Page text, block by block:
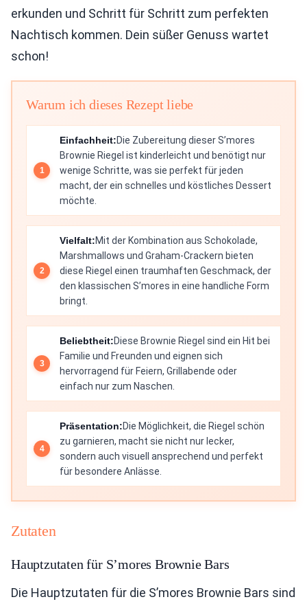
erkunden und Schritt für Schritt zum perfekten
Nachtisch kommen. Dein süßer Genuss wartet
schon!
Warum ich dieses Rezept liebe
Einfachheit:Die Zubereitung dieser S’mores
Brownie Riegel ist kinderleicht und benötigt nur
wenige Schritte, was sie perfekt für jeden
macht, der ein schnelles und köstliches Dessert
möchte.
Vielfalt:Mit der Kombination aus Schokolade,
Marshmallows und Graham-Crackern bieten
diese Riegel einen traumhaften Geschmack, der
den klassischen S’mores in eine handliche Form
bringt.
Beliebtheit:Diese Brownie Riegel sind ein Hit bei
Familie und Freunden und eignen sich
hervorragend für Feiern, Grillabende oder
einfach nur zum Naschen.
Präsentation:Die Möglichkeit, die Riegel schön
zu garnieren, macht sie nicht nur lecker,
sondern auch visuell ansprechend und perfekt
für besondere Anlässe.
Zutaten
Hauptzutaten für S’mores Brownie Bars
Die Hauptzutaten für die S’mores Brownie Bars sind